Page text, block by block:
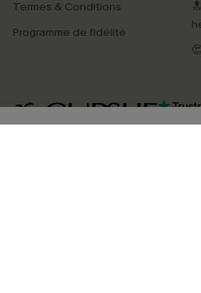
Termes & Conditions
Programme de fidélité
savoir si ceux-ci ont été ouverts, de
personnaliser nos contenus et nos
produits susceptibles de vous intéresser,
. Vous pouvez vous